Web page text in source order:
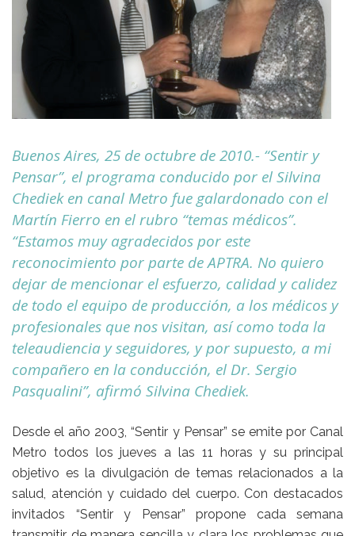
Buenos Aires, 25 de octubre de 2010.- “Sentir y
Pensar”, el programa conducido por el Silvina
Chediek en canal Metro fue galardonado con el
Martín Fierro en el rubro “temas médicos”.
“Estamos muy agradecidos por este
reconocimiento por parte de APTRA. No quiero
dejar de mencionar el esfuerzo, calidad y calidez
de todo el equipo de producción, a los médicos y
profesionales que nos visitan, así como toda la
teleaudiencia y seguidores, y por supuesto, a mi
compañero en la conducción, el Dr. Sergio
Pasqualini”, afirmó Silvina Chediek.
Desde el año 2003, “Sentir y Pensar” se emite por Canal
Metro todos los jueves a las 11 horas y su principal
objetivo es la divulgación de temas relacionados a la
salud, atención y cuidado del cuerpo. Con destacados
invitados “Sentir y Pensar” propone cada semana